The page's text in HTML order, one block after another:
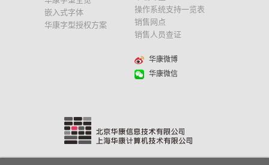
嵌入式字体
华康字型授权方案
操作系统支持一览表
销售网点
销售人员查证
华康微博
华康微信